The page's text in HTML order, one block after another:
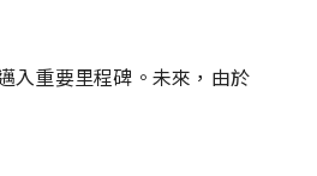
入重要里程碑。未來，由於